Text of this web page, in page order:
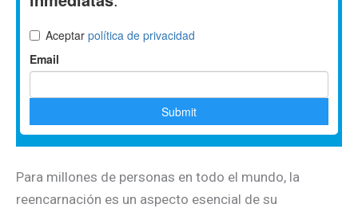
Para millones de personas en todo el mundo, la
reencarnación es un aspecto esencial de su